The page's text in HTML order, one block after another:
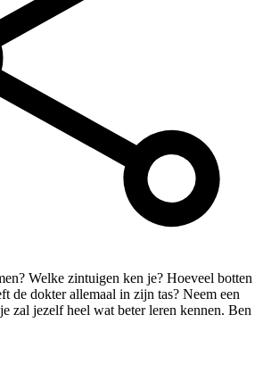
Welke zintuigen ken je? Hoeveel botten
de dokter allemaal in zijn tas? Neem een
zal jezelf heel wat beter leren kennen. Ben